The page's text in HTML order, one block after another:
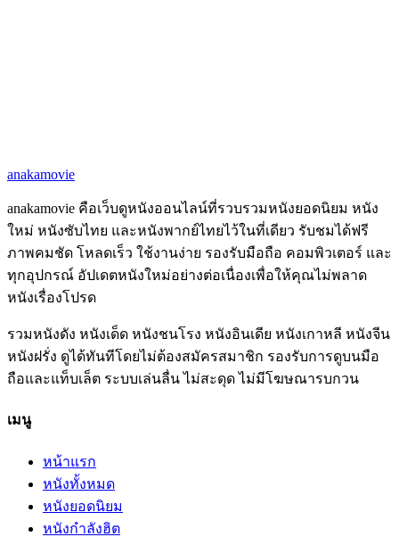
anakamovie
anakamovie คือเว็บดูหนังออนไลน์ที่รวบรวมหนังยอดนิยม หนัง
ใหม่ หนังซับไทย และหนังพากย์ไทยไว้ในที่เดียว รับชมได้ฟรี
ภาพคมชัด โหลดเร็ว ใช้งานง่าย รองรับมือถือ คอมพิวเตอร์ และ
ทุกอุปกรณ์ อัปเดตหนังใหม่อย่างต่อเนื่องเพื่อให้คุณไม่พลาด
หนังเรื่องโปรด
รวมหนังดัง หนังเด็ด หนังชนโรง หนังอินเดีย หนังเกาหลี หนังจีน
หนังฝรั่ง ดูได้ทันทีโดยไม่ต้องสมัครสมาชิก รองรับการดูบนมือ
ถือและแท็บเล็ต ระบบเล่นลื่น ไม่สะดุด ไม่มีโฆษณารบกวน
เมนู
หน้าแรก
หนังทั้งหมด
หนังยอดนิยม
หนังกำลังฮิต